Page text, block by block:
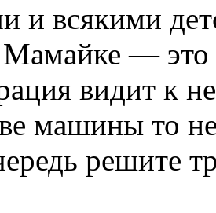
и всякими
— это
видит к
машины то
решите